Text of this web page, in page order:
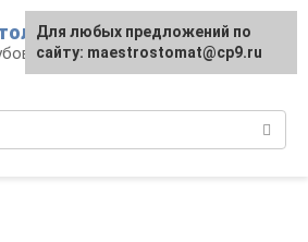
диагностика и
Для любых предложений по
сайту: maestrostomat@cp9.ru